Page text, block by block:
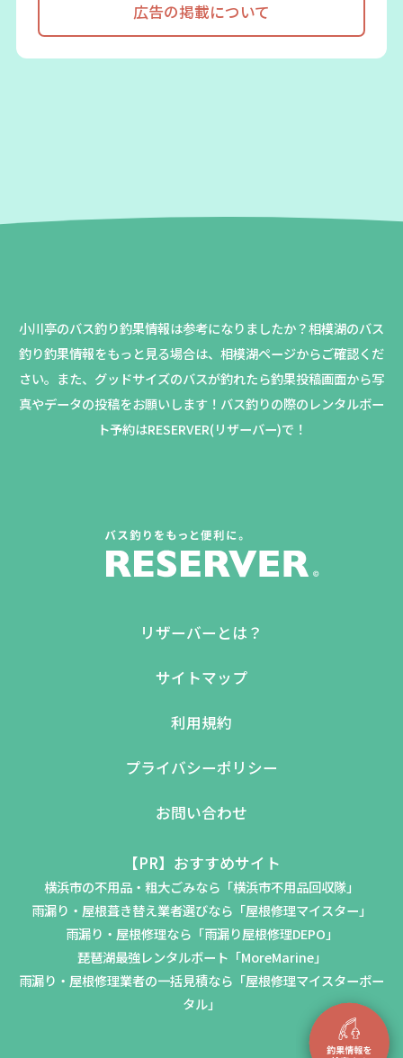
広告の掲載について
小川亭のバス釣り釣果情報は参考になりましたか？相模湖のバス
釣り釣果情報をもっと見る場合は、相模湖ページからご確認くだ
さい。 また、グッドサイズのバスが釣れたら釣果投稿画面から写
真やデータの投稿をお願いします！バス釣りの際のレンタルボー
ト予約はRESERVER(リザーバー)で！
リザーバーとは？
サイトマップ
利用規約
プライバシーポリシー
お問い合わせ
【PR】おすすめサイト
横浜市の不用品・粗大ごみなら「横浜市不用品回収隊」
雨漏り・屋根葺き替え業者選びなら「屋根修理マイスター」
雨漏り・屋根修理なら「雨漏り屋根修理DEPO」
琵琶湖最強レンタルボート「MoreMarine」
雨漏り・屋根修理業者の一括見積なら「屋根修理マイスターポー
タル」